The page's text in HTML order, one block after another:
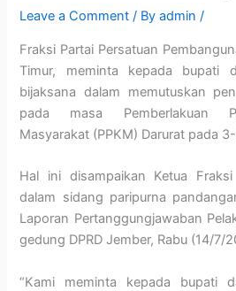
Leave a Comment / Byadmin/
Fraksi Partai Persatuan
Timur, meminta kepada bupati
bijaksana dalam memutuskan
pada masa Pemberlakuan
Masyarakat (PPKM) Darurat pada
Hal ini disampaikan Ketua
dalam sidang paripurna
Laporan Pertanggungjawaban
gedung DPRD Jember, Rabu (14/7/
“Kami meminta kepada bupati